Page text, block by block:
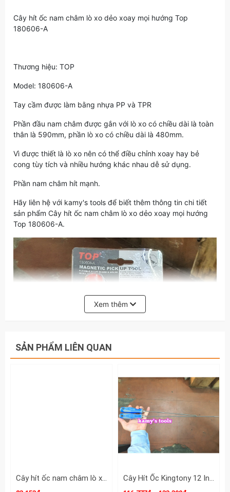
Cây hít ốc nam châm lò xo dẻo xoay mọi hướng Top
180606-A
Thương hiệu: TOP
Model: 180606-A
Tay cầm được làm bằng nhựa PP và TPR
Phần đầu nam châm được gắn với lò xo có chiều dài là toàn
thân là 590mm, phần lò xo có chiều dài là 480mm.
Vì được thiết là lò xo nên có thể điều chỉnh xoay hay bẻ
cong tùy tích và nhiều hướng khác nhau dễ sử dụng.
Phần nam châm hít mạnh.
Hãy liên hệ với kamy's tools để biết thêm thông tin chi tiết
sản phẩm Cây hít ốc nam châm lò xo dẻo xoay mọi hướng
Top 180606-A.
Xem thêm
SẢN PHẨM LIÊN QUAN
Cây hít ốc nam châm lò xo dẻo xoay mọi hướng dài 600mm T7001-BC Cây Hít Ốc Kingtony 12 Inch Và 18 Inch Model 2121-12 2121-18 (Cần Hít Ốc, Hít Ốc Nam Châm)